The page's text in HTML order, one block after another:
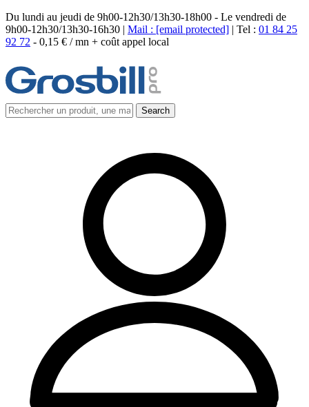
Du lundi au jeudi de 9h00-12h30/13h30-18h00 - Le vendredi de
9h00-12h30/13h30-16h30 | Mail : [email protected] | Tel : 01 84 25
92 72 - 0,15 € / mn + coût appel local